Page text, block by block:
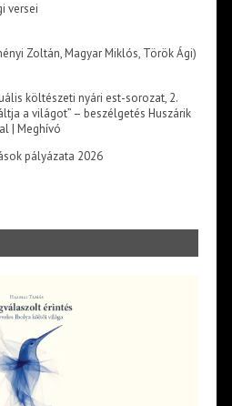
versei
Zoltán, Magyar Miklós, Török Ági)
költészeti nyári est-sorozat, 2.
a világot” – beszélgetés Huszárik
| Meghívó
pályázata 2026